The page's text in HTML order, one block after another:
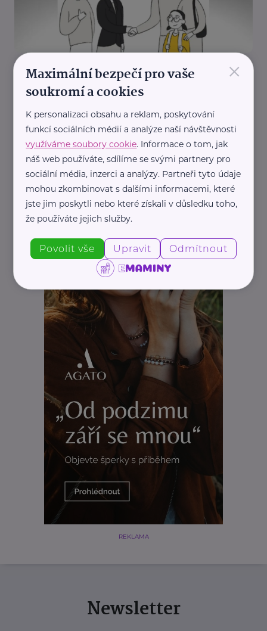
Spoluškola, z. s.
Webinář: Jak na náročné vztahy ve škole –
představujeme bezplatnou mediaci se
Rodič Škola
REKLAMA
Newsletter
×
Maximální bezpečí pro vaše
soukromí a cookies
K personalizaci obsahu a reklam, poskytování
funkcí sociálních médií a analýze naší návštěvnosti
využíváme soubory cookie. Informace o tom, jak
náš web používáte, sdílíme se svými partnery pro
sociální média, inzerci a analýzy. Partneři tyto údaje
mohou zkombinovat s dalšími informacemi, které
jste jim poskytli nebo které získali v důsledku toho,
že používáte jejich služby.
Povolit vše Upravit Odmítnout